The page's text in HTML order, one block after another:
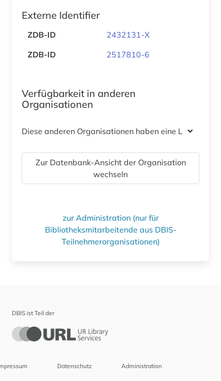
Externe Identifier
ZDB-ID
2432131-X
ZDB-ID
2517810-6
Verfügbarkeit in anderen
Organisationen
Diese anderen Organisationen haben eine Lizenz
Zur Datenbank-Ansicht der Organisation
wechseln
zur Administration (nur für
Bibliotheksmitarbeitende aus DBIS-
Teilnehmerorganisationen)
DBIS ist Teil der
Datenschutz Administration